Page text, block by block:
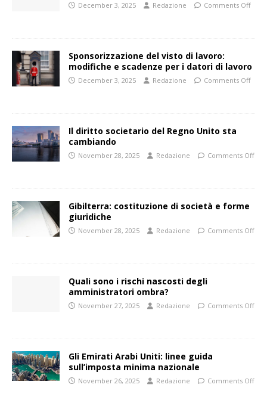
December 3, 2025 Redazione Comments Off
Sponsorizzazione del visto di lavoro:
modifiche e scadenze per i datori di lavoro
December 3, 2025 Redazione Comments Off
Il diritto societario del Regno Unito sta
cambiando
November 28, 2025 Redazione Comments Off
Gibilterra: costituzione di società e forme
giuridiche
November 28, 2025 Redazione Comments Off
Quali sono i rischi nascosti degli
amministratori ombra?
November 27, 2025 Redazione Comments Off
Gli Emirati Arabi Uniti: linee guida
sull’imposta minima nazionale
November 26, 2025 Redazione Comments Off